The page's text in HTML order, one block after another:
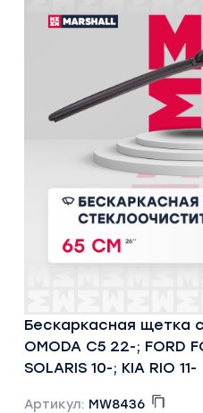
Бескаркасная щетка
OMODA C5 22-; FORD
SOLARIS 10-; KIA RIO 11-
Артикул: MW8436